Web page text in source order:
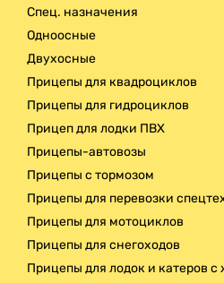
Спец. назначения
Одноосные
Двухосные
Прицепы для квадроциклов
Прицепы для гидроциклов
Прицеп для лодки ПВХ
Прицепы-автовозы
Прицепы с тормозом
Прицепы для перевозки
Прицепы для мотоциклов
Прицепы для снегоходов
Прицепы для лодок и катеров